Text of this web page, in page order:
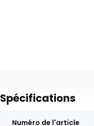
Spécifications
Numéro de l'article